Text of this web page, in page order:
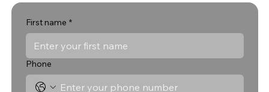
First name *
Phone